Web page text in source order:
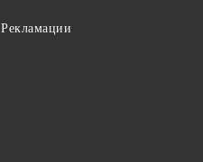
Рекламации